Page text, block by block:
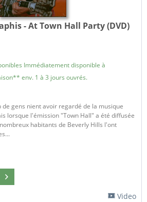
- At Town Hall Party (DVD)
Immédiatement disponible à
env. 1 à 3 jours ouvrés.
gens nient avoir regardé de la musique
lorsque l'émission "Town Hall" a été diffusée
habitants de Beverly Hills l'ont
Video